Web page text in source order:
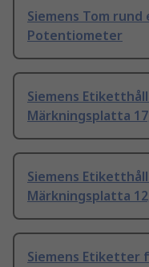
Siemens Tom
Potentiometer
Siemens
Märkningsplatta
Siemens
Märkningsplatta
Siemens